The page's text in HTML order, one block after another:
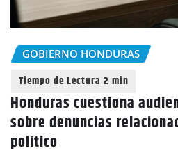
GOBIERNO HONDURAS
Honduras cuestiona
sobre denuncias
político